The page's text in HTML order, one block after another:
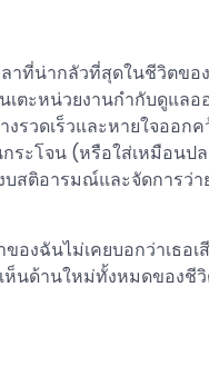
ลาที่น่ากลัวที่สุดในชีวิตข
ตะหน่วยงานกำกับดูแล
รวดเร็วและหายใจออก
ะโจน (หรือใส่เหมือนป
ติอารมณ์และจัดการว่า
องฉันไม่เคยบอกว่าเธอ
นด้านใหม่ทั้งหมดของชี